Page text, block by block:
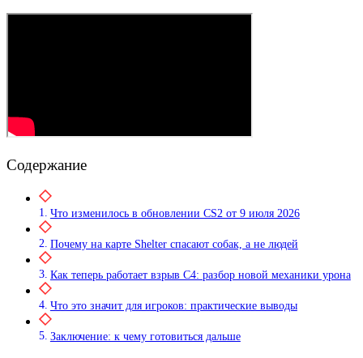
Содержание
Что изменилось в обновлении CS2 от 9 июля 2026
Почему на карте Shelter спасают собак, а не людей
Как теперь работает взрыв C4: разбор новой механики урона
Что это значит для игроков: практические выводы
Заключение: к чему готовиться дальше